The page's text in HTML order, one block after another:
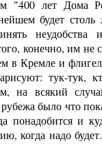
"400 лет Дома
будет
неудобства
конечно, им не
в Кремле и
тук-тук,
на всякий
было что
понадобится и
когда надо